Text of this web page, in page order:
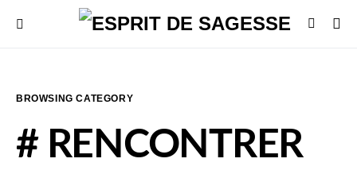
BROWSING CATEGORY
# RENCONTRER